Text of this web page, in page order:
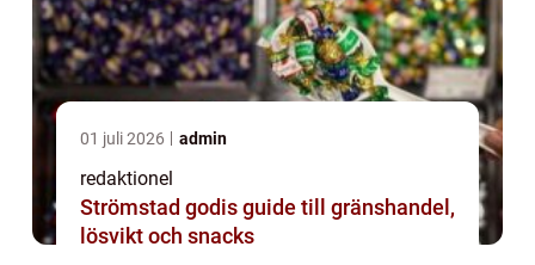
01 juli 2026 admin
redaktionel
Strömstad godis guide till gränshandel,
lösvikt och snacks